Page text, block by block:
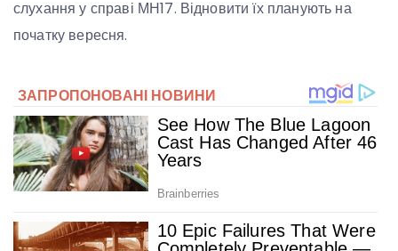
слухання у справі МН17. Відновити їх планують на
початку вересня.